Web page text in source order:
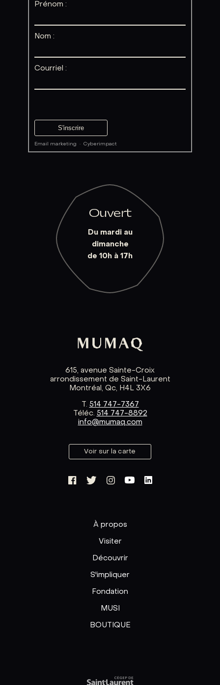
Prénom :
Nom :
Courriel :
Email marketing ·Cyberimpact
Ouvert
Du mardi au
dimanche
de 10h à 17h
615, avenue Sainte-Croix
arrondissement de Saint-Laurent
Montréal, Qc, H4L 3X6
T. 514 747-7367
Téléc. 514 747-8892
info@mumaq.com
Voir sur la carte
À propos
Visiter
Découvrir
S'impliquer
Fondation
MUSI
BOUTIQUE